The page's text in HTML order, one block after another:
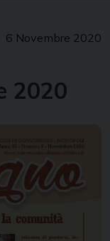
6 Novembre 2020
2020